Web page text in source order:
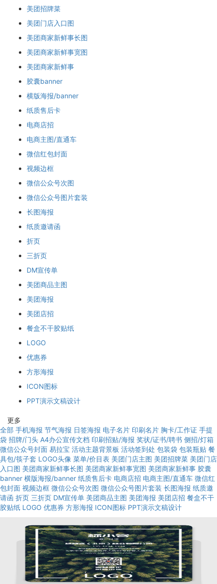
美团招牌菜
美团门店入口图
美团商家新鲜事长图
美团商家新鲜事宽图
美团商家新鲜事
胶囊banner
横版海报/banner
纸质售后卡
电商店招
电商主图/直通车
微信红包封面
视频边框
微信公众号次图
微信公众号图片套装
长图海报
纸质邀请函
折页
三折页
DM宣传单
美团商品主图
美团海报
美团店招
餐盒不干胶贴纸
LOGO
优惠券
方形海报
ICON图标
PPT演示文稿设计
更多
全部 手机海报 节气海报 日签海报 电子名片 印刷名片 胸卡/工作证 手提
袋 招牌/门头 A4办公宣传文档 印刷招贴/海报 奖状/证书/聘书 侧招/灯箱
微信公众号封面 易拉宝 活动主题背景板 活动签到处 包装袋 包装瓶贴 餐
具包/筷子套 LOGO头像 菜单/价目表 美团门店主图 美团招牌菜 美团门店
入口图 美团商家新鲜事长图 美团商家新鲜事宽图 美团商家新鲜事 胶囊
banner 横版海报/banner 纸质售后卡 电商店招 电商主图/直通车 微信红
包封面 视频边框 微信公众号次图 微信公众号图片套装 长图海报 纸质邀
请函 折页 三折页 DM宣传单 美团商品主图 美团海报 美团店招 餐盒不干
胶贴纸 LOGO 优惠券 方形海报 ICON图标 PPT演示文稿设计